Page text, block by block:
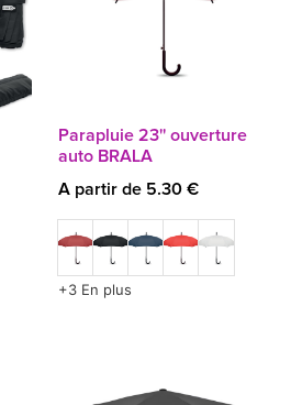
Parapluie 23'' ouverture
auto BRALA
A partir de 5.30 €
+3 En plus